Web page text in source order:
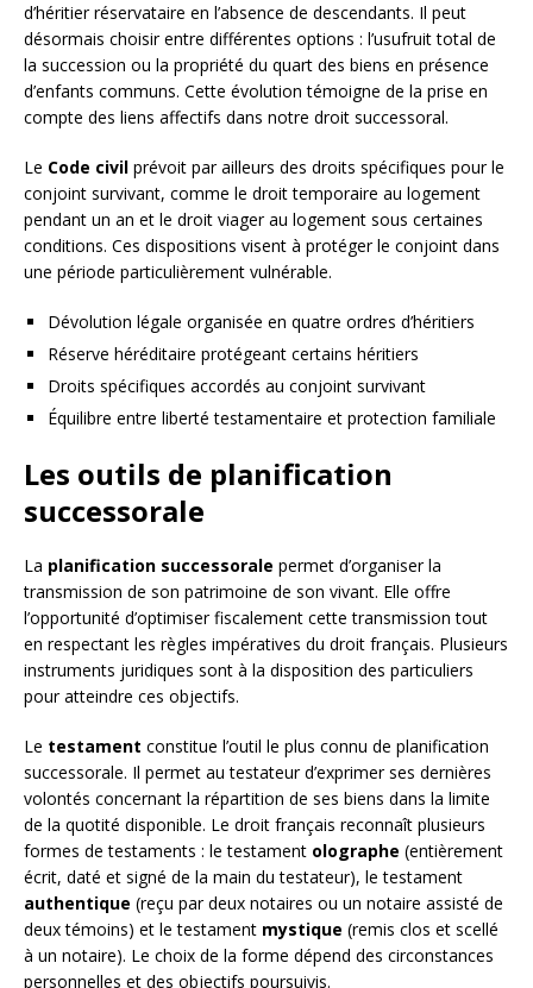
d’héritier réservataire en l’absence de descendants. Il peut
désormais choisir entre différentes options : l’usufruit total de
la succession ou la propriété du quart des biens en présence
d’enfants communs. Cette évolution témoigne de la prise en
compte des liens affectifs dans notre droit successoral.
Le Code civil prévoit par ailleurs des droits spécifiques pour le
conjoint survivant, comme le droit temporaire au logement
pendant un an et le droit viager au logement sous certaines
conditions. Ces dispositions visent à protéger le conjoint dans
une période particulièrement vulnérable.
Dévolution légale organisée en quatre ordres d’héritiers
Réserve héréditaire protégeant certains héritiers
Droits spécifiques accordés au conjoint survivant
Équilibre entre liberté testamentaire et protection familiale
Les outils de planification
successorale
La planification successorale permet d’organiser la
transmission de son patrimoine de son vivant. Elle offre
l’opportunité d’optimiser fiscalement cette transmission tout
en respectant les règles impératives du droit français. Plusieurs
instruments juridiques sont à la disposition des particuliers
pour atteindre ces objectifs.
Le testament constitue l’outil le plus connu de planification
successorale. Il permet au testateur d’exprimer ses dernières
volontés concernant la répartition de ses biens dans la limite
de la quotité disponible. Le droit français reconnaît plusieurs
formes de testaments : le testament olographe (entièrement
écrit, daté et signé de la main du testateur), le testament
authentique (reçu par deux notaires ou un notaire assisté de
deux témoins) et le testament mystique (remis clos et scellé
à un notaire). Le choix de la forme dépend des circonstances
personnelles et des objectifs poursuivis.